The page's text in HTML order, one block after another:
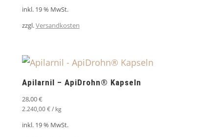
inkl. 19 % MwSt.
zzgl.Versandkosten
Apilarnil – ApiDrohn® Kapseln
28,00€
2.240,00€/ kg
inkl. 19 % MwSt.